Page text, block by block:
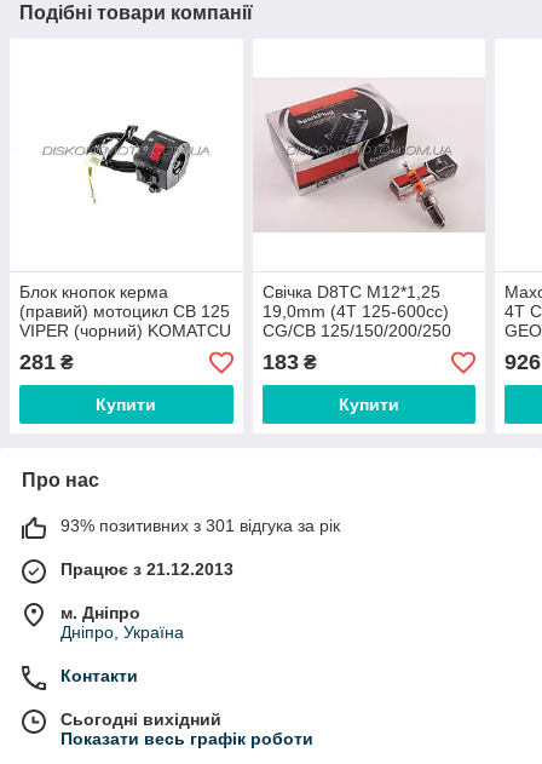
Подібні товари компанії
Блок кнопок керма
(правий) мотоцикл CB 125
VIPER (чорний) KOMATCU
(mod.A)
281 ₴
Купити
Свічка D8TC M12*1,25
19,0mm (4T 125-600cc)
CG/CB 125/150/200/250
162FMJ GEON ,LIFAN,
ZONGSHEN PLATINUM
183₴
Купити
4T
926
Про нас
93% позитивних з 301 відгука за рік
Працює з 21.12.2013
м. Дніпро
Дніпро, Україна
Контакти
Сьогодні вихідний
Показати весь графік роботи